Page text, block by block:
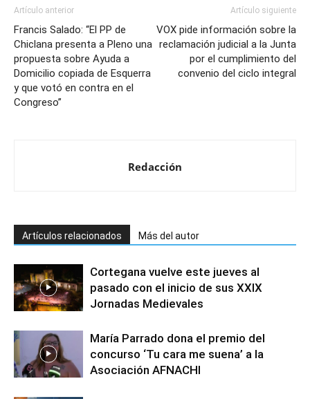
Artículo anterior
Francis Salado: “El PP de
Chiclana presenta a Pleno una
propuesta sobre Ayuda a
Domicilio copiada de Esquerra
y que votó en contra en el
Congreso”
Artículo siguiente
VOX pide información sobre la
reclamación judicial a la Junta
por el cumplimiento del
convenio del ciclo integral
Redacción
Artículos relacionados Más del autor
Cortegana vuelve este jueves al
pasado con el inicio de sus XXIX
Jornadas Medievales
María Parrado dona el premio del
concurso ‘Tu cara me suena’ a la
Asociación AFNACHI